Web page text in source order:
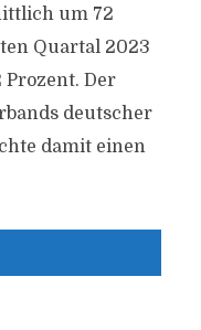
um 72
Quartal 2023
Der
deutscher
damit einen